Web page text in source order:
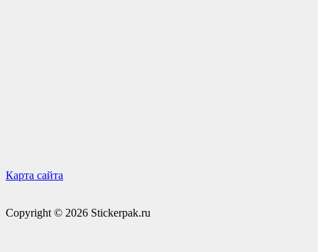
Карта сайта
Copyright © 2026 Stickerpak.ru